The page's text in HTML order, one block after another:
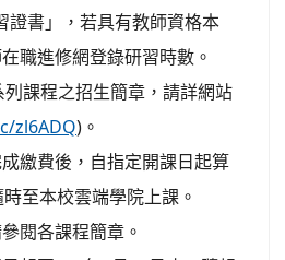
證書」，若具有教師資格本
職進修網登錄研習時數。
課程之招生簡章，請詳網站
zl6ADQ)。
繳費後，自指定開課日起算
至本校雲端學院上課。
閱各課程簡章。